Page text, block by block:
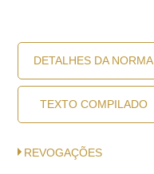
DETALHES DA NORMA
TEXTO COMPILADO
REVOGAÇÕES